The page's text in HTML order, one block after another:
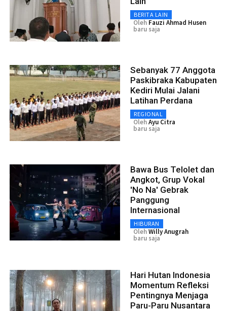
BERITA LAIN
Oleh Fauzi Ahmad Husen
baru saja
Sebanyak 77 Anggota
Paskibraka Kabupaten
Kediri Mulai Jalani
Latihan Perdana
REGIONAL
OlehAyu Citra
baru saja
Bawa Bus Telolet dan
Angkot, Grup Vokal
'No Na' Gebrak
Panggung
Internasional
HIBURAN
OlehWilly Anugrah
baru saja
Hari Hutan Indonesia
Momentum Refleksi
Pentingnya Menjaga
Paru-Paru Nusantara